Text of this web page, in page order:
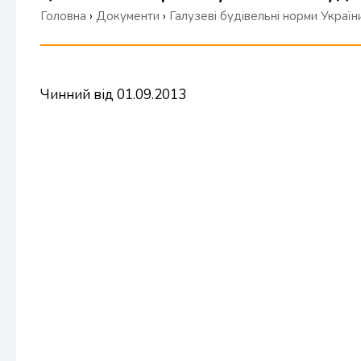
Головна › Документи › Галузеві будівельні норми
Чинний від 01.09.2013